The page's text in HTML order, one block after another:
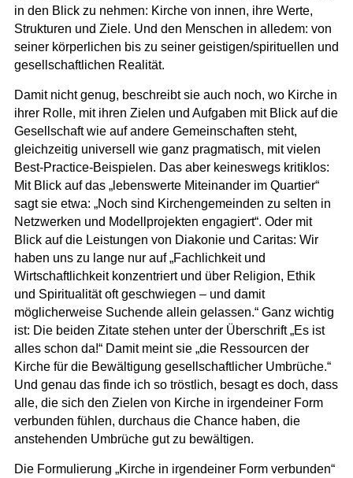
in den Blick zu nehmen: Kirche von innen, ihre Werte,
Strukturen und Ziele. Und den Menschen in alledem: von
seiner körperlichen bis zu seiner geistigen/spirituellen und
gesellschaftlichen Realität.
Damit nicht genug, beschreibt sie auch noch, wo Kirche in
ihrer Rolle, mit ihren Zielen und Aufgaben mit Blick auf die
Gesellschaft wie auf andere Gemeinschaften steht,
gleichzeitig universell wie ganz pragmatisch, mit vielen
Best-Practice-Beispielen. Das aber keineswegs kritiklos:
Mit Blick auf das „lebenswerte Miteinander im Quartier“
sagt sie etwa: „Noch sind Kirchengemeinden zu selten in
Netzwerken und Modellprojekten engagiert“. Oder mit
Blick auf die Leistungen von Diakonie und Caritas: Wir
haben uns zu lange nur auf „Fachlichkeit und
Wirtschaftlichkeit konzentriert und über Religion, Ethik
und Spiritualität oft geschwiegen – und damit
möglicherweise Suchende allein gelassen.“ Ganz wichtig
ist: Die beiden Zitate stehen unter der Überschrift „Es ist
alles schon da!“ Damit meint sie „die Ressourcen der
Kirche für die Bewältigung gesellschaftlicher Umbrüche.“
Und genau das finde ich so tröstlich, besagt es doch, dass
alle, die sich den Zielen von Kirche in irgendeiner Form
verbunden fühlen, durchaus die Chance haben, die
anstehenden Umbrüche gut zu bewältigen.
Die Formulierung „Kirche in irgendeiner Form verbunden“